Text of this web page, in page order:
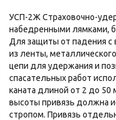
УСП-2Ж Страховочно-
набедренными лямками,
Для защиты от падения с
из ленты,
цепи для удержания и
спасательных работ
каната длиной от 2 до 50
высоты привязь должна
стропом. Привязь